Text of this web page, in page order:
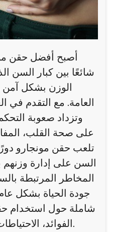
أصبح أفضل حقن
شائعًا بين كبار السن
الوزن بشكل
العامة. مع التقدم في
وتزداد صعوبة
على صحة القلب،
تلعب حقن مونجارو
السن على إدارة وزنهم
المخاطر المرتبطة
جودة الحياة بشكل
شاملة حول استخدام
الفوائد، الاحتياطات، والأسئلة الأكثر شيوعًا.